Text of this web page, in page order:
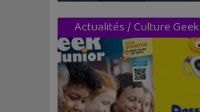
Actualités/ Culture Geek